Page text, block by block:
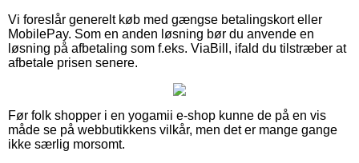
Vi foreslår generelt køb med gængse betalingskort eller
MobilePay. Som en anden løsning bør du anvende en
løsning på afbetaling som f.eks. ViaBill, ifald du tilstræber at
afbetale prisen senere.
Før folk shopper i en yogamii e-shop kunne de på en vis
måde se på webbutikkens vilkår, men det er mange gange
ikke særlig morsomt.